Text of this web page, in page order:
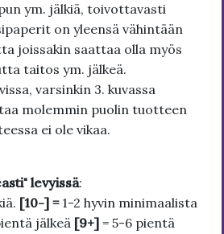
ym. jälkiä, toivottavasti
on yleensä vähintään
joissakin saattaa olla myös
taitos ym. jälkeä.
varsinkin 3. kuvassa
molemmin puolin tuotteen
ei ole vikaa.
levyissä:
[10-] = 1-2 hyvin minimaalista
jälkeä [9+] = 5-6 pientä